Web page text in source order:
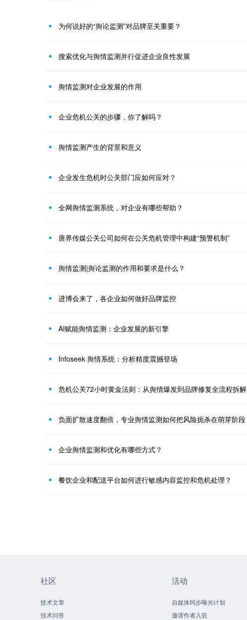
为何说好的“舆论监测”对品牌至关重要？
搜索优化与舆情监测并行促进企业良性发展
舆情监测对企业发展的作用
企业危机公关的步骤，你了解吗？
舆情监测产生的背景和意义
企业发生危机时公关部门应如何应对？
全网舆情监测系统，对企业有哪些帮助？
唐界传媒公关公司如何在公关危机管理中构建“预警机制”
舆情监测|舆论监测的作用和要求是什么？
进博会来了，各企业如何做好品牌监控
AI赋能舆情监测：企业发展的新引擎
Infoseek 舆情系统：分析精度震撼登场
危机公关72小时黄金法则：从舆情爆发到品牌修复全流程拆解
负面扩散速度翻倍，专业舆情监测如何把风险扼杀在萌芽阶段
企业舆情监测和优化有哪些方式？
餐饮企业和配送平台如何进行敏感内容监控和危机处理？
社区
技术文章
技术问答
活动
自媒体同步曝光计划
邀请作者入驻